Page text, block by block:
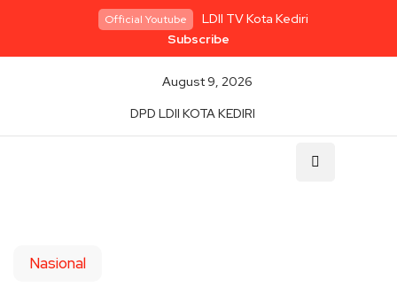
Official Youtube
LDII TV Kota Kediri
Subscribe
August 9, 2026
DPD LDII KOTA KEDIRI
Nasional